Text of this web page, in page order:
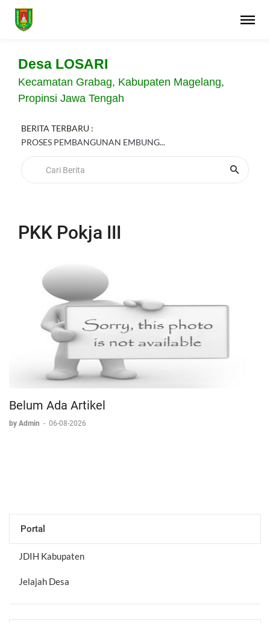
Desa LOSARI
Kecamatan Grabag, Kabupaten Magelang,
Propinsi Jawa Tengah
BERITA TERBARU :
PROSES PEMBANGUNAN EMBUNG...
PKK Pokja III
Belum Ada Artikel
by Admin - 06-08-2026
Portal
JDIH Kabupaten
Jelajah Desa